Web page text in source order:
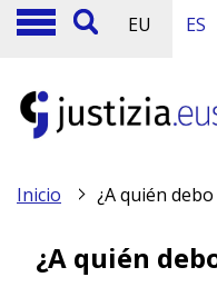
EU ES
Inicio ¿A quién
¿A quién